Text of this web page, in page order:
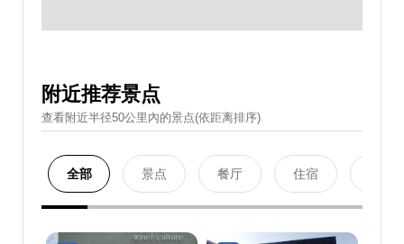
附近推荐景点
查看附近半径50公里內的景点(依距离排序)
全部 景点 餐厅 住宿